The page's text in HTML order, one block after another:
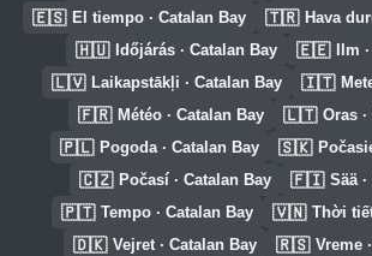
🇪🇸 El tiempo · Catalan Bay 🇹🇷 Hava
🇭🇺 Időjárás · Catalan Bay 🇪🇪 Ilm
🇱🇻 Laikapstākļi · Catalan Bay 🇮🇹
🇫🇷 Météo · Catalan Bay 🇱🇹 Oras
🇵🇱 Pogoda · Catalan Bay 🇸🇰
🇨🇿 Počasí · Catalan Bay 🇫🇮 Sää
🇵🇹 Tempo · Catalan Bay 🇻🇳 Thời
🇩🇰 Vejret · Catalan Bay 🇷🇸 Vreme